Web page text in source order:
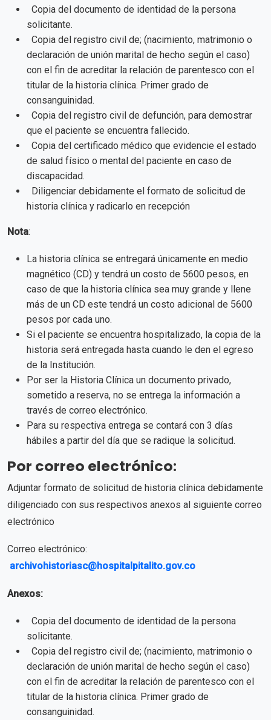
Copia del documento de identidad de la persona
solicitante.
Copia del registro civil de; (nacimiento, matrimonio o
declaración de unión marital de hecho según el caso)
con el fin de acreditar la relación de parentesco con el
titular de la historia clínica. Primer grado de
consanguinidad.
Copia del registro civil de defunción, para demostrar
que el paciente se encuentra fallecido.
Copia del certificado médico que evidencie el estado
de salud físico o mental del paciente en caso de
discapacidad.
Diligenciar debidamente el formato de solicitud de
historia clínica y radicarlo en recepción
Nota:
La historia clínica se entregará únicamente en medio
magnético (CD) y tendrá un costo de 5600 pesos, en
caso de que la historia clínica sea muy grande y llene
más de un CD este tendrá un costo adicional de 5600
pesos por cada uno.
Si el paciente se encuentra hospitalizado, la copia de la
historia será entregada hasta cuando le den el egreso
de la Institución.
Por ser la Historia Clínica un documento privado,
sometido a reserva, no se entrega la información a
través de correo electrónico.
Para su respectiva entrega se contará con 3 días
hábiles a partir del día que se radique la solicitud.
Por correo electrónico:
Adjuntar formato de solicitud de historia clínica debidamente
diligenciado con sus respectivos anexos al siguiente correo
electrónico
Correo electrónico:
archivohistoriasc@hospitalpitalito.gov.co
Anexos:
Copia del documento de identidad de la persona
solicitante.
Copia del registro civil de; (nacimiento, matrimonio o
declaración de unión marital de hecho según el caso)
con el fin de acreditar la relación de parentesco con el
titular de la historia clínica. Primer grado de
consanguinidad.